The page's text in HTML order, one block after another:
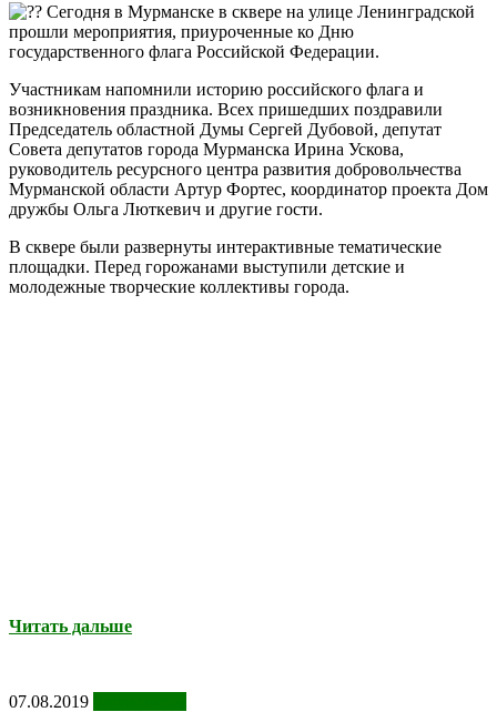
Сегодня в Мурманске в сквере на улице Ленинградской
прошли мероприятия, приуроченные ко Дню
государственного флага Российской Федерации.
Участникам напомнили историю российского флага и
возникновения праздника. Всех пришедших поздравили
Председатель областной Думы Сергей Дубовой, депутат
Совета депутатов города Мурманска Ирина Ускова,
руководитель ресурсного центра развития добровольчества
Мурманской области Артур Фортес, координатор проекта Дом
дружбы Ольга Люткевич и другие гости.
В сквере были развернуты интерактивные тематические
площадки. Перед горожанами выступили детские и
молодежные творческие коллективы города.
Читать дальше
07.08.2019